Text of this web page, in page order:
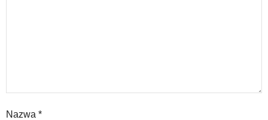
Nazwa *